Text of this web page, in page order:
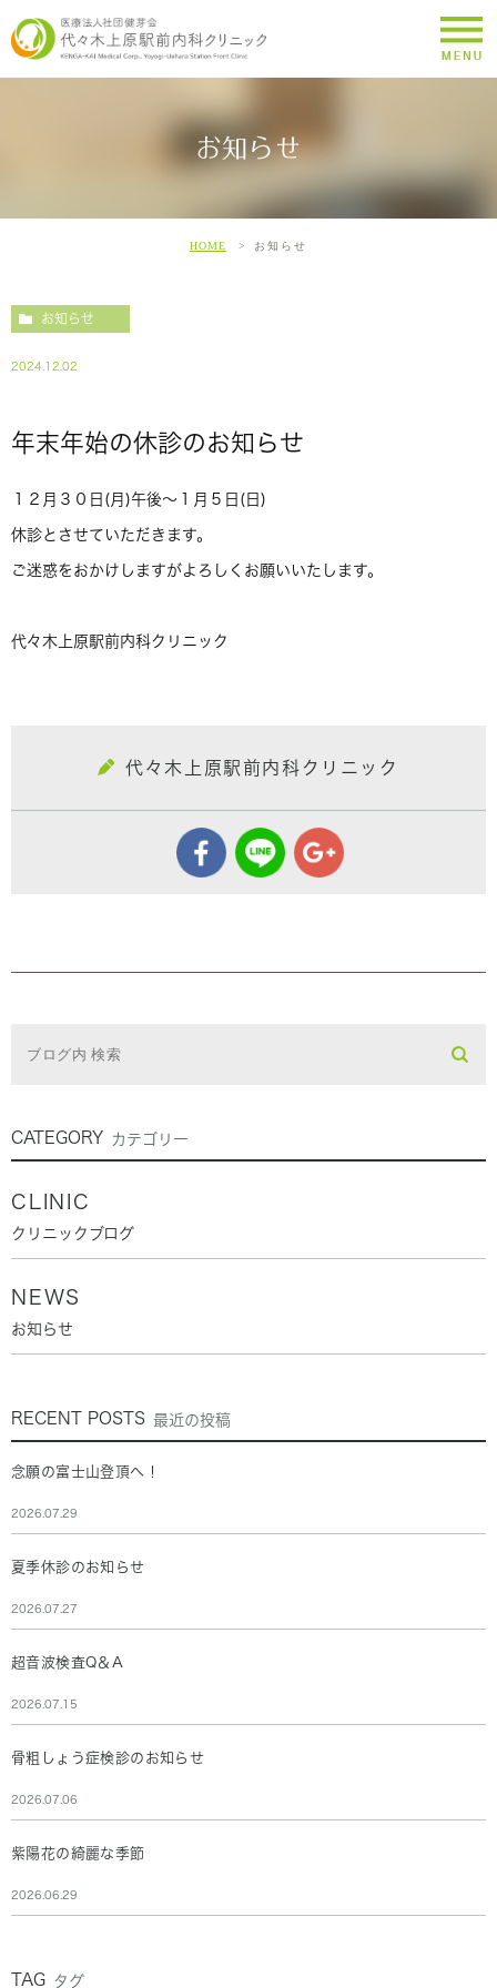
お知らせ
HOME お知らせ
お知らせ
2024.12.02
年末年始の休診のお知らせ
１２月３０日(月)午後～１月５日(日)
休診とさせていただきます。
ご迷惑をおかけしますがよろしくお願いいたします。
代々木上原駅前内科クリニック
代々木上原駅前内科クリニック
CATEGORY カテゴリー
CLINIC
クリニックブログ
NEWS
お知らせ
RECENT POSTS 最近の投稿
念願の富士山登頂へ！
2026.07.29
夏季休診のお知らせ
2026.07.27
超音波検査Q＆A
2026.07.15
骨粗しょう症検診のお知らせ
2026.07.06
紫陽花の綺麗な季節
2026.06.29
TAG タグ